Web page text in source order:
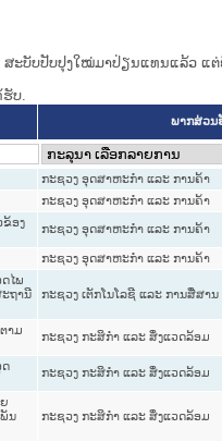
ະບັບປັບປຸງໃໝ່ມາປ່ຽນແທນແລ້ວ ແ
ຮັບ.
ພາກສ່ວນ
ກະຊວງ ອຸດສາຫະກຳ ແລະ ການຄ້າ
ກະຊວງ ອຸດສາຫະກຳ ແລະ ການຄ້າ
ອງ
ກະຊວງ ອຸດສາຫະກຳ ແລະ ການຄ້າ
ກະຊວງ ອຸດສາຫະກຳ ແລະ ການຄ້າ
ໄພ
ຖານີ
ກະຊວງ ເຕັກໂນໂລຊີ ແລະ ການສື່ສານ
າມ
ກະຊວງ ກະສິກຳ ແລະ ສິ່ງແວດລ້ອມ
ດ
ກະຊວງ ກະສິກຳ ແລະ ສິ່ງແວດລ້ອມ
ນ
ກະຊວງ ກະສິກຳ ແລະ ສິ່ງແວດລ້ອມ